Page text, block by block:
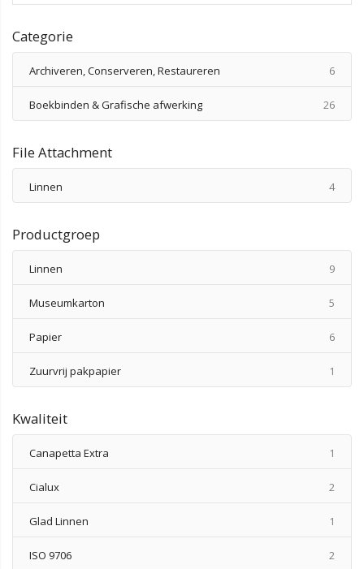
Categorie
Archiveren, Conserveren, Restaureren 6
Boekbinden & Grafische afwerking 26
File Attachment
Linnen 4
Productgroep
Linnen 9
Museumkarton 5
Papier 6
Zuurvrij pakpapier 1
Kwaliteit
Canapetta Extra 1
Cialux 2
Glad Linnen 1
ISO 9706 2